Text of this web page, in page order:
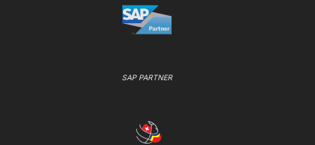
SAP PARTNER